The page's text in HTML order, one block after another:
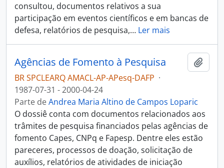
consultou, documentos relativos a sua
participação em eventos científicos e em bancas de
defesa, relatórios de pesquisa,… Ler mais
Agências de Fomento à Pesquisa
BR SPCLEARQ AMACL-AP-APesq-DAFP ·
1987-07-31 - 2000-04-24
Parte deAndrea Maria Altino de Campos Loparic
O dossiê conta com documentos relacionados aos
trâmites de pesquisa financiados pelas agências de
fomento Capes, CNPq e Fapesp. Dentre eles estão
pareceres, processos de doação, solicitação de
auxílios, relatórios de atividades de iniciação